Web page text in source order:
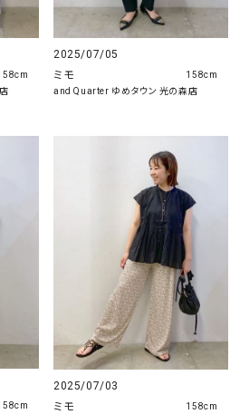
2025/07/05
ミモ
and Quarter ゆめタウン 光の森店
158cm
2025/07/03
ミモ
158cm